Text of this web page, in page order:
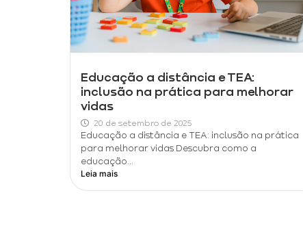
Educação a distância e TEA:
inclusão na prática para melhorar
vidas
20 de setembro de 2025
Educação a distância e TEA: inclusão na prática
para melhorar vidas Descubra como a
educação...
Leia mais